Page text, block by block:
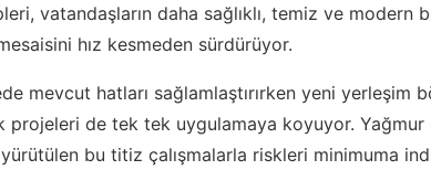
vatandaşların daha sağlıklı, temiz ve modern
hız kesmeden sürdürüyor.
mevcut hatları sağlamlaştırırken yeni yerleşim
projeleri de tek tek uygulamaya koyuyor. Yağmur
bu titiz çalışmalarla riskleri minimuma